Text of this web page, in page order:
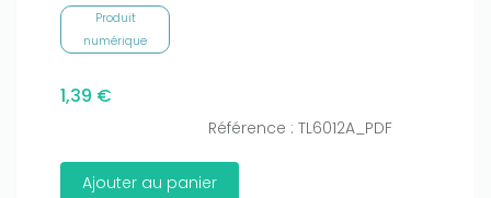
Produit
numérique
1,39 €
Référence : TL6012A_PDF
Ajouter au panier